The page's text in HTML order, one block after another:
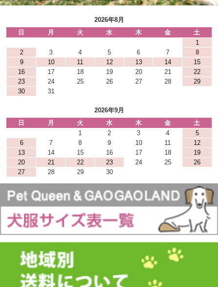
2026年8月
日
月 火 水 木 金
土
1
2
3 4 5 6 7
8
9
10 11 12 13 14
15
16
17 18 19 20 21
22
23
24 25 26 27 28
29
30
31
2026年9月
日
月 火 水 木 金
土
1
2 3 4
5
6
7 8 9 10 11
12
13
14 15 16 17 18
19
20
21 22 23 24 25
26
27
28 29 30